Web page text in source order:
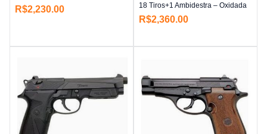
R$2,230.00
18 Tiros+1 Ambidestra – Oxidada
R$2,360.00